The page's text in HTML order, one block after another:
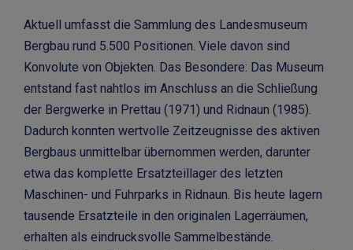
​Aktuell umfasst die Sammlung des Landesmuseum
Bergbau rund 5.500 Positionen. Viele davon sind
Konvolute von Objekten. Das Besondere: Das Museum
entstand fast nahtlos im Anschluss an die Schließung
der Bergwerke in Prettau (1971) und Ridnaun (1985).
Dadurch konnten wertvolle Zeitzeugnisse des aktiven
Bergbaus unmittelbar übernommen werden, darunter
etwa das komplette Ersatzteillager des letzten
Maschinen- und Fuhrparks in Ridnaun. Bis heute lagern
tausende Ersatzteile in den originalen Lagerräumen,
erhalten als eindrucksvolle Sammelbestände.